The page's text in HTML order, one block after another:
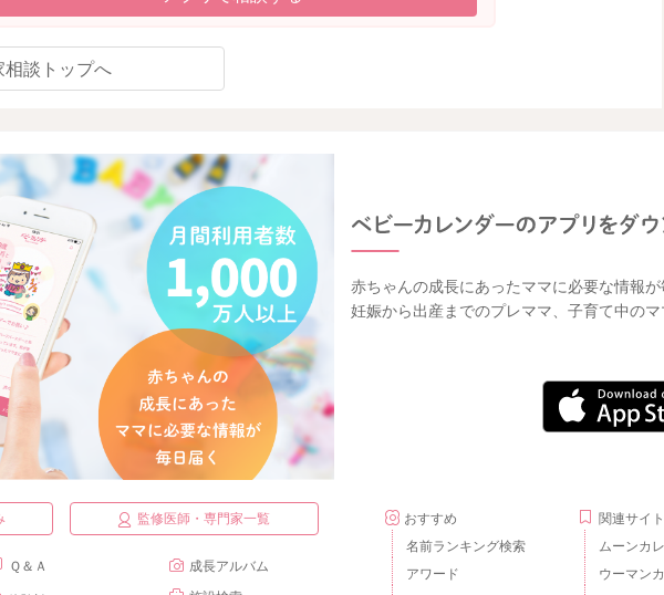
談トップへ
赤ちゃんの成長にあったママに必要な情報が
妊娠から出産までのプレママ、子育て中の
監修医師・専門家一覧
Ｑ＆Ａ
成長アルバム
おすすめ
名前ランキング検索
アワード
関連サイト
ムーンカ
ウーマン